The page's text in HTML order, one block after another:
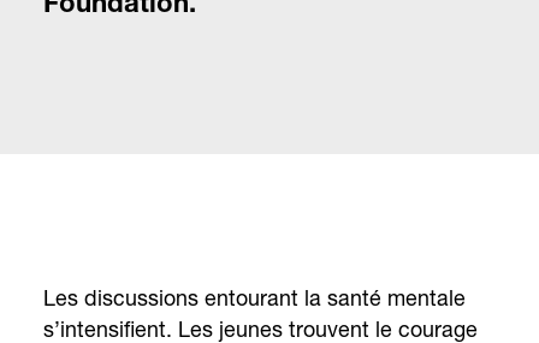
Foundation.
Les discussions entourant la santé mentale
s’intensifient. Les jeunes trouvent le courage